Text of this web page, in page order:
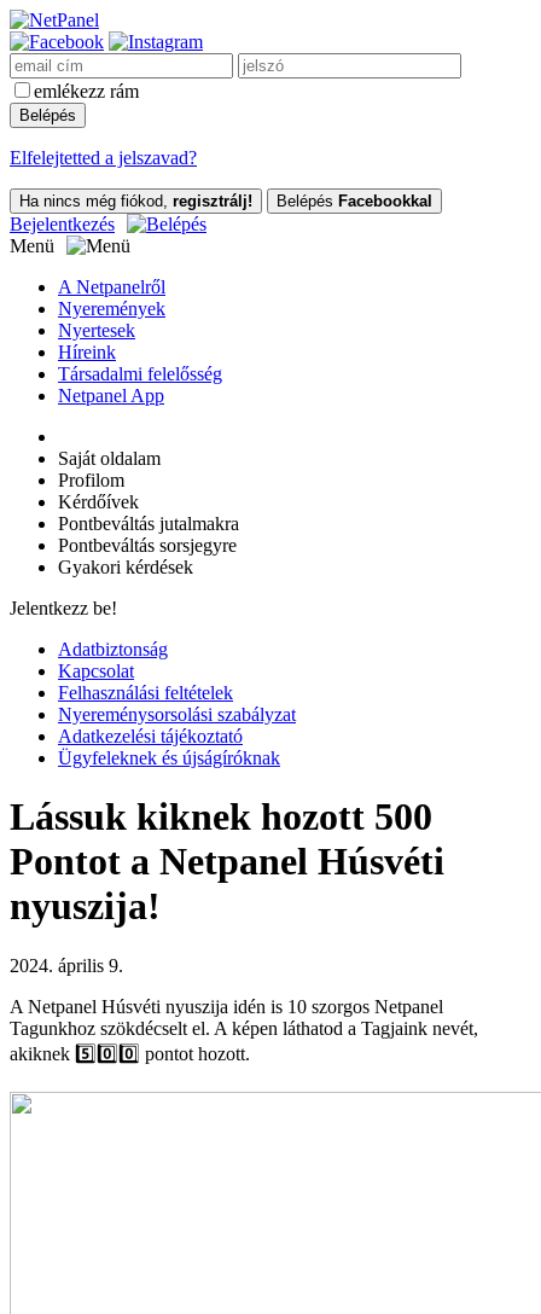
emlékezz rám
Elfelejtetted a jelszavad?
Ha nincs még fiókod, regisztrálj! Belépés Facebookkal
Bejelentkezés
Menü
A Netpanelről
Nyeremények
Nyertesek
Híreink
Társadalmi felelősség
Netpanel App
Saját oldalam
Profilom
Kérdőívek
Pontbeváltás jutalmakra
Pontbeváltás sorsjegyre
Gyakori kérdések
Jelentkezz be!
Adatbiztonság
Kapcsolat
Felhasználási feltételek
Nyereménysorsolási szabályzat
Adatkezelési tájékoztató
Ügyfeleknek és újságíróknak
Lássuk kiknek hozott 500
Pontot a Netpanel Húsvéti
nyuszija!
2024. április 9.
A Netpanel Húsvéti nyuszija idén is 10 szorgos Netpanel
Tagunkhoz szökdécselt el. A képen láthatod a Tagjaink nevét,
akiknek 5️⃣0️⃣0️⃣ pontot hozott.